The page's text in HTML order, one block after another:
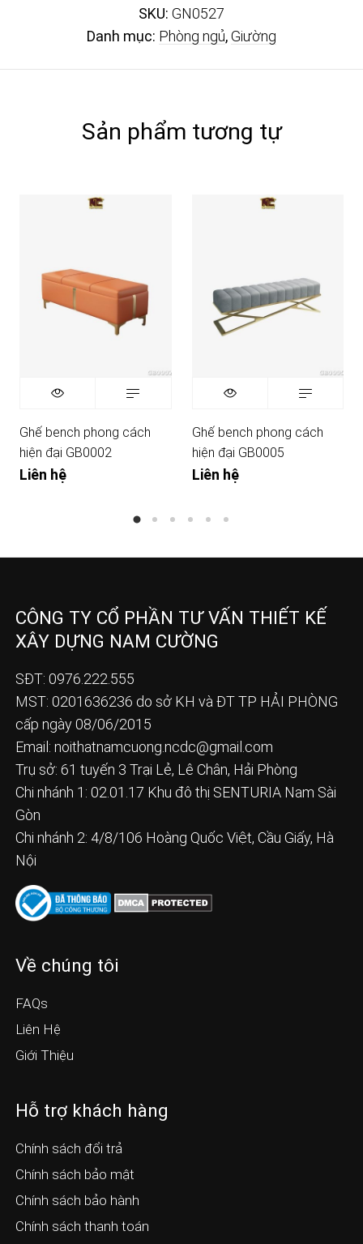
SKU: GN0527
Danh mục: Phòng ngủ,Giường
Sản phẩm tương tự
Ghế bench phong cách
hiện đại GB0002
Liên hệ
Ghế bench phong cách
hiện đại GB0005
Liên hệ
CÔNG TY CỔ PHẦN TƯ VẤN THIẾT KẾ
XÂY DỰNG NAM CƯỜNG
SĐT: 0976.222.555
MST: 0201636236 do sở KH và ĐT TP HẢI PHÒNG
cấp ngày 08/06/2015
Email: noithatnamcuong.ncdc@gmail.com
Trụ sở: 61 tuyến 3 Trại Lẻ, Lê Chân, Hải Phòng
Chi nhánh 1: 02.01.17 Khu đô thị SENTURIA Nam Sài
Gòn
Chi nhánh 2: 4/8/106 Hoàng Quốc Việt, Cầu Giấy, Hà
Nội
Về chúng tôi
FAQs
Liên Hệ
Giới Thiệu
Hỗ trợ khách hàng
Chính sách đổi trả
Chính sách bảo mật
Chính sách bảo hành
Chính sách thanh toán